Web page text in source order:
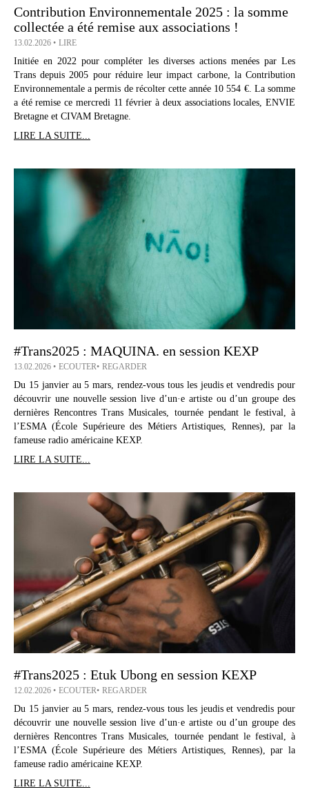
Contribution Environnementale 2025 : la somme
collectée a été remise aux associations !
13.02.2026 LIRE
Initiée en 2022 pour compléter les diverses actions menées par Les
Trans depuis 2005 pour réduire leur impact carbone, la Contribution
Environnementale a permis de récolter cette année 10 554 €. La somme
a été remise ce mercredi 11 février à deux associations locales, ENVIE
Bretagne et CIVAM Bretagne.
LIRE LA SUITE...
#Trans2025 : MAQUINA. en session KEXP
13.02.2026 ECOUTER REGARDER
Du 15 janvier au 5 mars, rendez-vous tous les jeudis et vendredis pour
découvrir une nouvelle session live d’un·e artiste ou d’un groupe des
dernières Rencontres Trans Musicales, tournée pendant le festival, à
l’ESMA (École Supérieure des Métiers Artistiques, Rennes), par la
fameuse radio américaine KEXP.
LIRE LA SUITE...
#Trans2025 : Etuk Ubong en session KEXP
12.02.2026 ECOUTER REGARDER
Du 15 janvier au 5 mars, rendez-vous tous les jeudis et vendredis pour
découvrir une nouvelle session live d’un·e artiste ou d’un groupe des
dernières Rencontres Trans Musicales, tournée pendant le festival, à
l’ESMA (École Supérieure des Métiers Artistiques, Rennes), par la
fameuse radio américaine KEXP.
LIRE LA SUITE...